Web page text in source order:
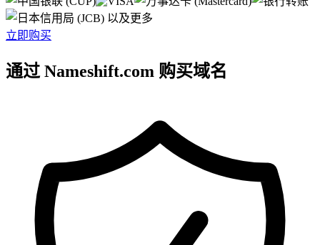
以及更多
立即购买
通过 Nameshift.com 购买域名